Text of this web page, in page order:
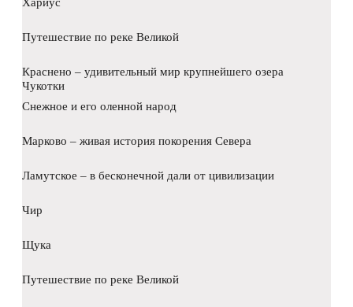
Путешествие по реке Великой
Краснено – удивительный мир крупнейшего озера
Чукотки
Снежное и его оленной народ
Марково – живая история покорения Севера
Ламутское – в бесконечной дали от цивилизации
Чир
Щука
Путешествие по реке Великой